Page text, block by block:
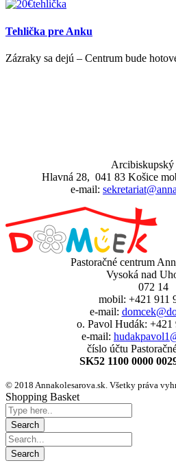
Tehlička pre Anku
Zázraky sa dejú – Centrum bude
Arcibiskupský
Hlavná 28, 041 83 Košice
e-mail:
Pastoračné centrum
Vysoká nad
072 14
mobil: +421 911
e-mail:
o. Pavol Hudák: +421
e-mail:
číslo účtu
SK52 1100 0000
© 2018 Annakolesarova.sk. Všetky práva
Shopping Basket